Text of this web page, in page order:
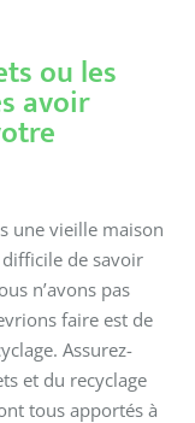
ou les
avoir
une vieille maison
de savoir
n’avons pas
faire est de
Assurez-
et du recyclage
tous apportés à